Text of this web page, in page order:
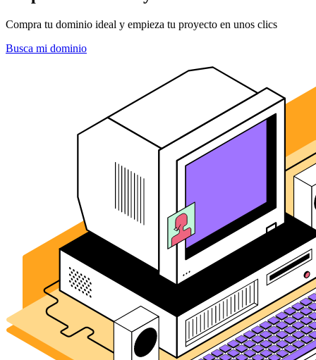
Compra tu dominio ideal y empieza tu proyecto en unos clics
Busca mi dominio